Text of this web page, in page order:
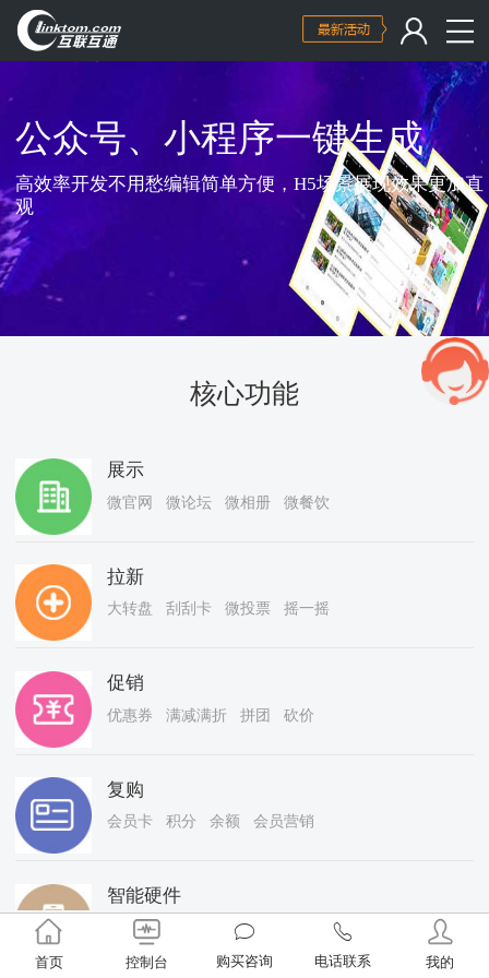
公众号、小程序一键生成
高效率开发不用愁编辑简单方便，H5场景展现效果更加直
观
核心功能
展示
微官网 微论坛 微相册 微餐饮
拉新
大转盘 刮刮卡 微投票 摇一摇
促销
优惠券 满减满折 拼团 砍价
复购
会员卡 积分 余额 会员营销
智能硬件
微WIFI 微小票打印 微拍打印 微COFFE
首页 控制台 购买咨询 电话联系 我的